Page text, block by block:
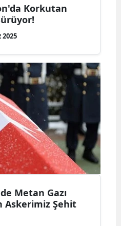
Korkutan
Metan Gazı
Askerimiz Şehit